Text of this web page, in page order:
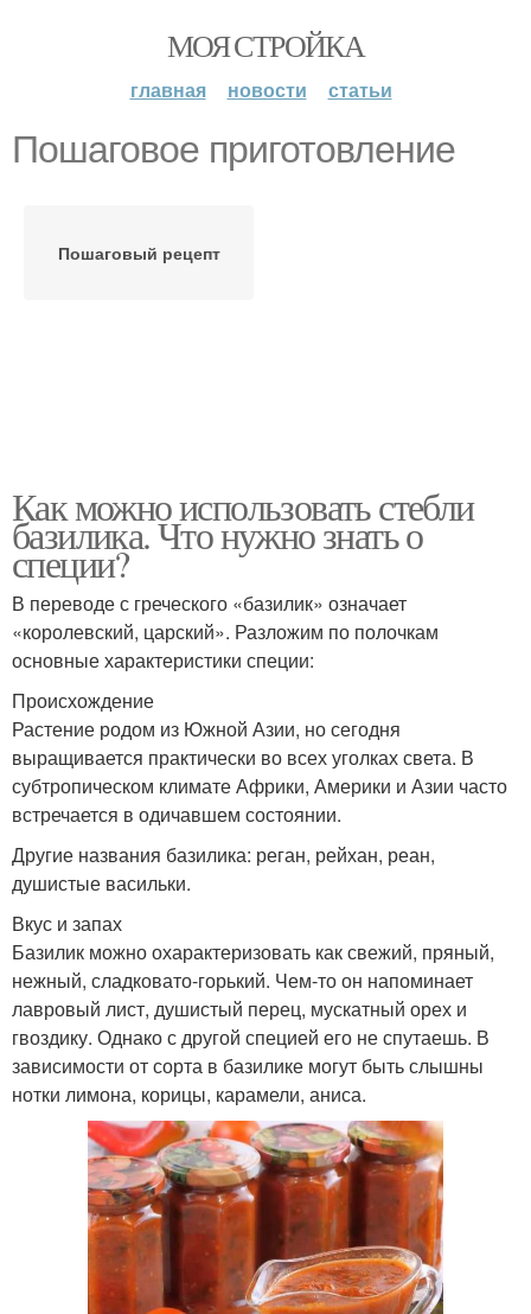
МОЯ СТРОЙКА
главная новости статьи
Пошаговое приготовление
Пошаговый рецепт
Как можно использовать стебли
базилика. Что нужно знать о
специи?
В переводе с греческого «базилик» означает
«королевский, царский». Разложим по полочкам
основные характеристики специи:
Происхождение
Растение родом из Южной Азии, но сегодня
выращивается практически во всех уголках света. В
субтропическом климате Африки, Америки и Азии часто
встречается в одичавшем состоянии.
Другие названия базилика: реган, рейхан, реан,
душистые васильки.
Вкус и запах
Базилик можно охарактеризовать как свежий, пряный,
нежный, сладковато-горький. Чем-то он напоминает
лавровый лист, душистый перец, мускатный орех и
гвоздику. Однако с другой специей его не спутаешь. В
зависимости от сорта в базилике могут быть слышны
нотки лимона, корицы, карамели, аниса.